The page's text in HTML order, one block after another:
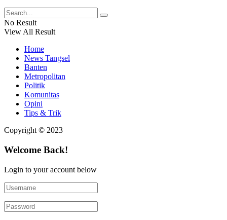
No Result
View All Result
Home
News Tangsel
Banten
Metropolitan
Politik
Komunitas
Opini
Tips & Trik
Copyright © 2023
Welcome Back!
Login to your account below